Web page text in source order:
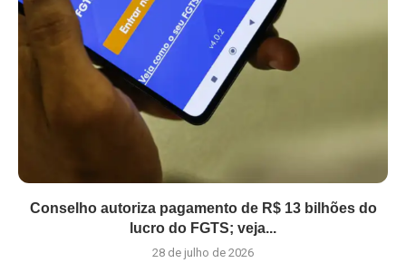
Conselho autoriza pagamento de R$ 13 bilhões do
lucro do FGTS; veja...
28 de julho de 2026